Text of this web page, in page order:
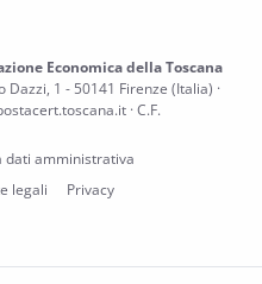
Economica della Toscana
1 - 50141 Firenze (Italia) ·
· C.F.
dati amministrativa
legali Privacy